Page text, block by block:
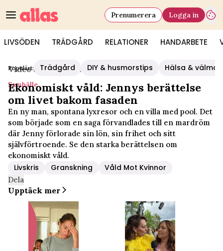
LIVSÖDEN TRÄDGÅRD RELATIONER HANDARBETE
Prenumerera Logga in
Populärt: Trädgård DIY & husmorstips Hälsa &
Video Start/Samhälle
Samhälle
Ekonomiskt våld: Jennys berättelse
om livet bakom fasaden
En ny man, spontana lyxresor och en villa med pool. Det
som började som en saga förvandlades till en mardröm
där Jenny förlorade sin lön, sin frihet och sitt
självförtroende. Se den starka berättelsen om
ekonomiskt våld.
Livskris Granskning Våld Mot Kvinnor
Dela
Upptäck mer